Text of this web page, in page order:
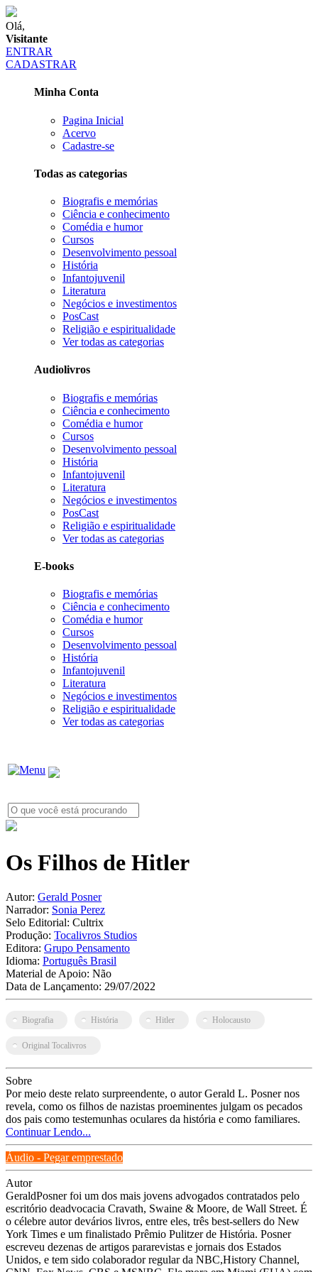
Olá,
Visitante
ENTRAR
CADASTRAR
Minha Conta
Pagina Inicial
Acervo
Cadastre-se
Todas as categorias
Biografis e memórias
Ciência e conhecimento
Comédia e humor
Cursos
Desenvolvimento pessoal
História
Infantojuvenil
Literatura
Negócios e investimentos
PosCast
Religião e espiritualidade
Ver todas as categorias
Audiolivros
Biografis e memórias
Ciência e conhecimento
Comédia e humor
Cursos
Desenvolvimento pessoal
História
Infantojuvenil
Literatura
Negócios e investimentos
PosCast
Religião e espiritualidade
Ver todas as categorias
E-books
Biografis e memórias
Ciência e conhecimento
Comédia e humor
Cursos
Desenvolvimento pessoal
História
Infantojuvenil
Literatura
Negócios e investimentos
Religião e espiritualidade
Ver todas as categorias
Os Filhos de Hitler
Autor: Gerald Posner
Narrador: Sonia Perez
Selo Editorial: Cultrix
Produção: Tocalivros Studios
Editora: Grupo Pensamento
Idioma: Português Brasil
Material de Apoio: Não
Data de Lançamento: 29/07/2022
Biografia História Hitler Holocausto
Original Tocalivros
Sobre
Por meio deste relato surpreendente, o autor Gerald L. Posner nos
revela, como os filhos de nazistas proeminentes julgam os pecados
dos pais como testemunhas oculares da história e como familiares.
Continuar Lendo...
Áudio - Pegar emprestado
Autor
GeraldPosner foi um dos mais jovens advogados contratados pelo
escritório deadvocacia Cravath, Swaine & Moore, de Wall Street. É
o célebre autor devários livros, entre eles, três best-sellers do New
York Times e um finalistado Prêmio Pulitzer de História. Posner
escreveu dezenas de artigos pararevistas e jornais dos Estados
Unidos, e tem sido colaborador regular da NBC,History Channel,